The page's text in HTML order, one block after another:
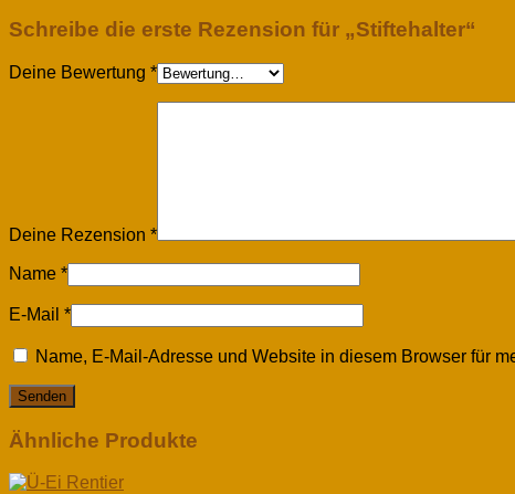
Schreibe die erste Rezension für „Stiftehalter“
Deine Bewertung *
Deine Rezension *
Name *
E-Mail *
Name, E-Mail-Adresse und Website in diesem Browser für
Ähnliche Produkte